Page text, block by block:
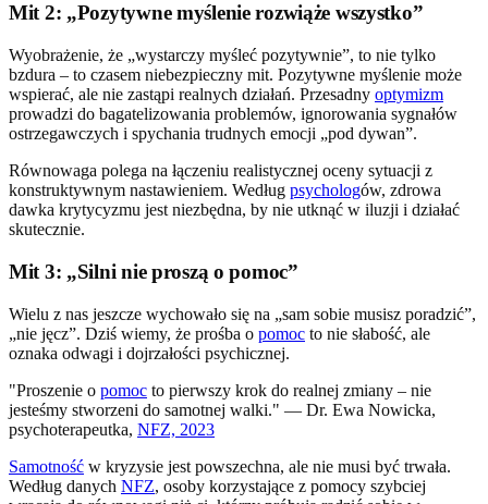
Mit 2: „Pozytywne myślenie rozwiąże wszystko”
Wyobrażenie, że „wystarczy myśleć pozytywnie”, to nie tylko
bzdura – to czasem niebezpieczny mit. Pozytywne myślenie może
wspierać, ale nie zastąpi realnych działań. Przesadny optymizm
prowadzi do bagatelizowania problemów, ignorowania sygnałów
ostrzegawczych i spychania trudnych emocji „pod dywan”.
Równowaga polega na łączeniu realistycznej oceny sytuacji z
konstruktywnym nastawieniem. Według psychologów, zdrowa
dawka krytycyzmu jest niezbędna, by nie utknąć w iluzji i działać
skutecznie.
Mit 3: „Silni nie proszą o pomoc”
Wielu z nas jeszcze wychowało się na „sam sobie musisz poradzić”,
„nie jęcz”. Dziś wiemy, że prośba o pomoc to nie słabość, ale
oznaka odwagi i dojrzałości psychicznej.
"Proszenie o pomoc to pierwszy krok do realnej zmiany – nie
jesteśmy stworzeni do samotnej walki." — Dr. Ewa Nowicka,
psychoterapeutka, NFZ, 2023
Samotność w kryzysie jest powszechna, ale nie musi być trwała.
Według danych NFZ, osoby korzystające z pomocy szybciej